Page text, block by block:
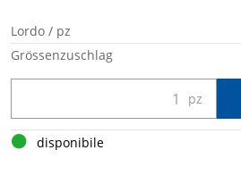
Lordo / pz
Grössenzuschlag
disponibile